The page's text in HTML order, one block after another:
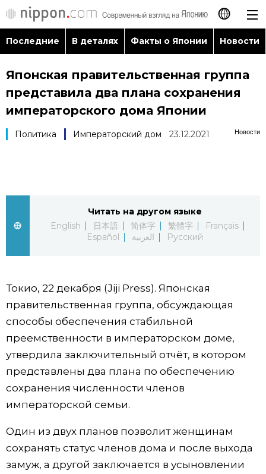
日本語
English
繁體字
العربية
Последние
Фото/Видео
Разделы
Люди
Блог
Экономика
Популярные статьи
Японский язык
Семья
official SNS
Последние В деталях Факты о Японии Новости
Японская правительственная группа
представила два плана сохранения
императорского дома Японии
Новости
Политика Императорский дом 23.12.2021
Читать на другом языке
English
日本語 简体字 繁體字
Français
Español
العربية Русский
Токио, 22 декабря (Jiji Press). Японская
правительственная группа, обсуждающая
способы обеспечения стабильной
преемственности в императорском доме,
утвердила заключительный отчёт, в котором
представлены два плана по обеспечению
сохранения численности членов
императорской семьи.
Один из двух планов позволит женщинам
сохранять статус членов дома и после выхода
замуж, а другой заключается в усыновлении